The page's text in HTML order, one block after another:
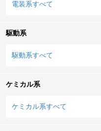
電装系すべて
駆動系
駆動系すべて
ケミカル系
ケミカル系すべて